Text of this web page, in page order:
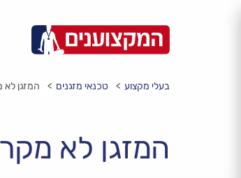
בעלי מקצוע טכנאי מזגנים המזגן
המזגן לא